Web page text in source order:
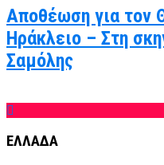
Αποθέωση για τον
Ηράκλειο – Στη
Σαμόλης
ΕΛΛΑΔΑ